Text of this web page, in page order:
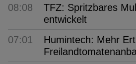
08:08
TFZ: Spritzbares
entwickelt
07:01
Humintech: Mehr